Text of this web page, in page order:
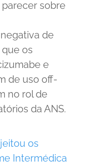
parecer sobre
de
os
e
de uso off-
no rol de
da ANS.
os
Intermédica